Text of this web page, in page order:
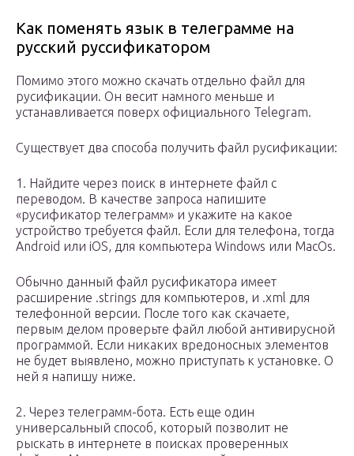
Как поменять язык в телеграмме на
русский руссификатором
Помимо этого можно скачать отдельно файл для
русификации. Он весит намного меньше и
устанавливается поверх официального Telegram.
Существует два способа получить файл русификации:
1. Найдите через поиск в интернете файл с
переводом. В качестве запроса напишите
«русификатор телеграмм» и укажите на какое
устройство требуется файл. Если для телефона, тогда
Android или iOS, для компьютера Windows или MacOs.
Обычно данный файл русификатора имеет
расширение .strings для компьютеров, и .xml для
телефонной версии. После того как скачаете,
первым делом проверьте файл любой антивирусной
программой. Если никаких вредоносных элементов
не будет выявлено, можно приступать к установке. О
ней я напишу ниже.
2. Через телеграмм-бота. Есть еще один
универсальный способ, который позволит не
рыскать в интернете в поисках проверенных